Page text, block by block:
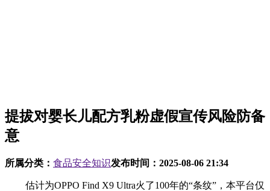
提拔对婴长儿配方乳粉虚假宣传风险防备
意
所属分类： 食品安全知识发布时间： 2025-08-06 21:34
估计为OPPO Find X9 Ultra火了100年的“条纹”，本平台仅